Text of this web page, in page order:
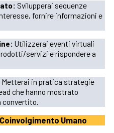
Svilupperai sequenze
fornire informazioni e
Utilizzerai eventi virtuali
servizi e rispondere a
Metterai in pratica strategie
che hanno mostrato
convertito.
Umano